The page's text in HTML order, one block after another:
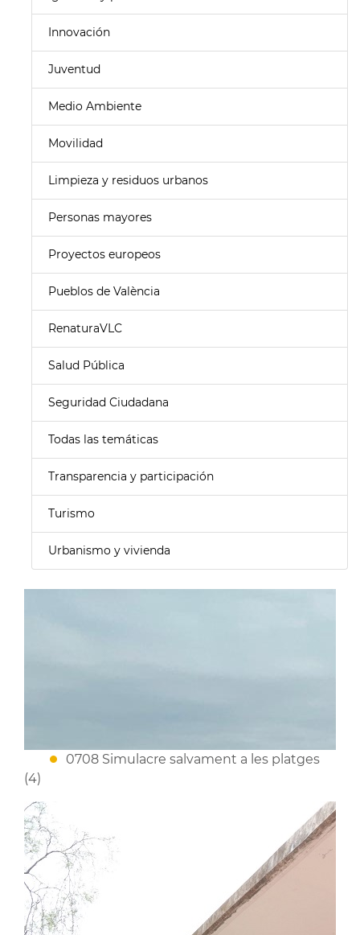
Innovación
Juventud
Medio Ambiente
Movilidad
Limpieza y residuos urbanos
Personas mayores
Proyectos europeos
Pueblos de València
RenaturaVLC
Salud Pública
Seguridad Ciudadana
Todas las temáticas
Transparencia y participación
Turismo
Urbanismo y vivienda
0708 Simulacre salvament a les platges
(4)